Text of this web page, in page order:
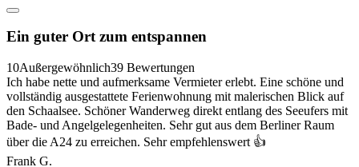
Ein guter Ort zum entspannen
10Außergewöhnlich39 Bewertungen
Ich habe nette und aufmerksame Vermieter erlebt. Eine schöne und
vollständig ausgestattete Ferienwohnung mit malerischen Blick auf
den Schaalsee. Schöner Wanderweg direkt entlang des Seeufers mit
Bade- und Angelgelegenheiten. Sehr gut aus dem Berliner Raum
über die A24 zu erreichen. Sehr empfehlenswert 👍
Frank G.